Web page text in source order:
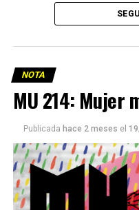
Este número 215 de MU
podría ser una frase:
Sin
NOTA
MU 214: Mujer
Publicada hace 2 meses el